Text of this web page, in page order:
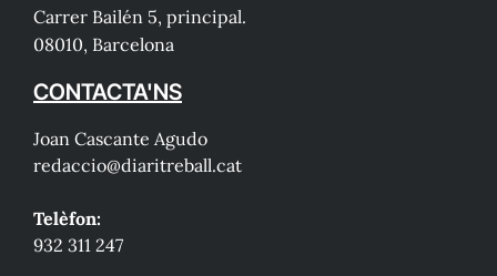
Carrer Bailén 5, principal.
08010, Barcelona
CONTACTA'NS
Joan Cascante Agudo
redaccio@diaritreball.cat
Telèfon:
932 311 247